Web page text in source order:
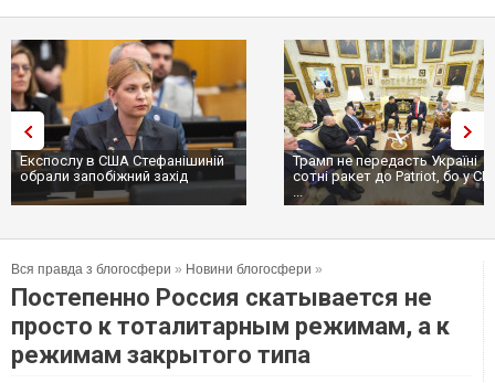
Експослу в США Стефанішиній
обрали запобіжний захід
Трамп не передасть Україні
сотні ракет до Patriot, бо у
...
Вся правда з блогосфери » Новини блогосфери »
Постепенно Россия скатывается не
просто к тоталитарным режимам, а к
режимам закрытого типа